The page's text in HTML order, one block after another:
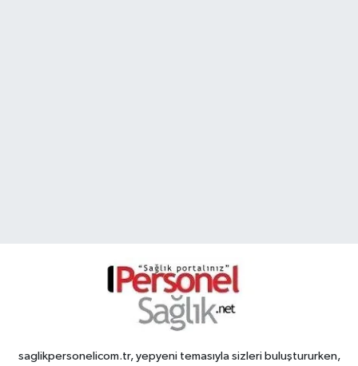
saglikpersonelicom.tr, yepyeni temasıyla sizleri buluştururken,